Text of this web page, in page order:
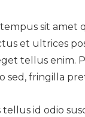
sit amet
et ultrices
tellus enim.
sed, fringilla
tellus id odio